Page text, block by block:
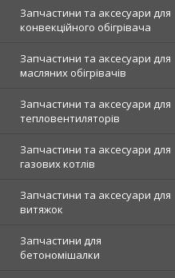
Запчастини та аксесуари для
конвекційного обігрівача
Запчастини та аксесуари для
масляних обігрівачів
Запчастини та аксесуари для
тепловентиляторів
Запчастини та аксесуари для
газових котлів
Запчастини та аксесуари для
витяжок
Запчастини для
бетономішалки